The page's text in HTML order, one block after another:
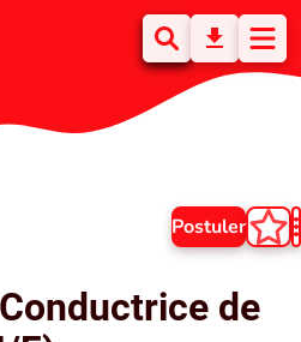
Postuler
de